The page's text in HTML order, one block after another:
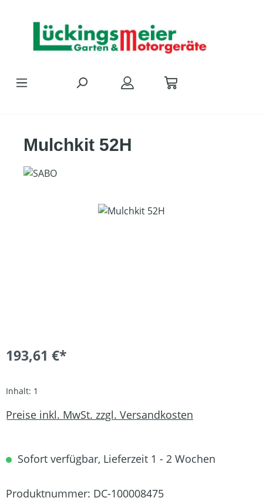
Mulchkit 52H
Bildergalerie überspringen
193,61 €*
Inhalt: 1
Preise inkl. MwSt. zzgl. Versandkosten
Sofort verfügbar, Lieferzeit 1 - 2 Wochen
Produktnummer: DC-100008475